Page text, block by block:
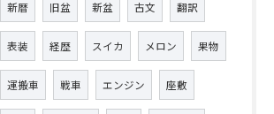
新暦 旧盆 新盆 古文 翻訳
表装 経歴 スイカ メロン 果物
運搬車 戦車 エンジン 座敷